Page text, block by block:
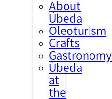
About
Úbeda
Oleoturism
Crafts
Gastronomy
Úbeda
at
the